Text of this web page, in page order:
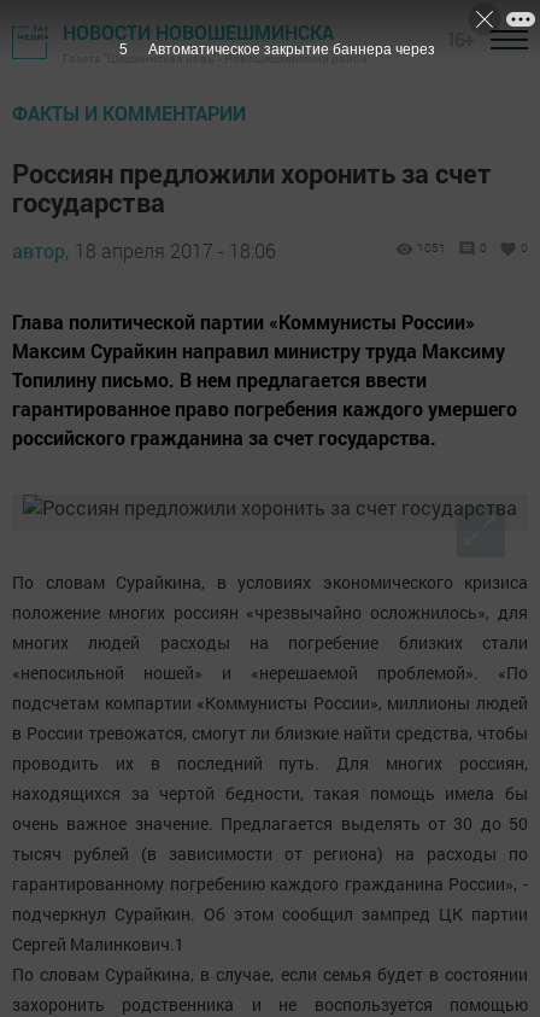
НОВОСТИ НОВОШЕШМИНСКА
Газета "Шешминская новь" - Новошешминский район
ФАКТЫ И КОММЕНТАРИИ
Россиян предложили хоронить за счет
государства
автор, 18 апреля 2017 - 18:06 1051 0 0
Глава политической партии «Коммунисты России»
Максим Сурайкин направил министру труда Максиму
Топилину письмо. В нем предлагается ввести
гарантированное право погребения каждого умершего
российского гражданина за счет государства.
По словам Сурайкина, в условиях экономического кризиса
положение многих россиян «чрезвычайно осложнилось», для
многих людей расходы на погребение близких стали
«непосильной ношей» и «нерешаемой проблемой». «По
подсчетам компартии «Коммунисты России», миллионы людей
в России тревожатся, смогут ли близкие найти средства, чтобы
проводить их в последний путь. Для многих россиян,
находящихся за чертой бедности, такая помощь имела бы
очень важное значение. Предлагается выделять от 30 до 50
тысяч рублей (в зависимости от региона) на расходы по
гарантированному погребению каждого гражданина России», -
подчеркнул Сурайкин. Об этом сообщил зампред ЦК партии
Сергей Малинкович.1
По словам Сурайкина, в случае, если семья будет в состоянии
захоронить родственника и не воспользуется помощью
4 Автоматическое закрытие баннера через